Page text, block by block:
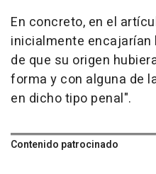
En concreto, en el
inicialmente
de que su origen
forma y con alguna de
en dicho tipo penal".
Contenido patrocinado